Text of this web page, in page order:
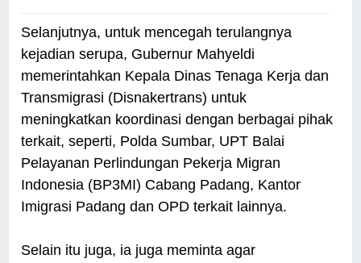
Selanjutnya, untuk mencegah terulangnya
kejadian serupa, Gubernur Mahyeldi
memerintahkan Kepala Dinas Tenaga Kerja dan
Transmigrasi (Disnakertrans) untuk
meningkatkan koordinasi dengan berbagai pihak
terkait, seperti, Polda Sumbar, UPT Balai
Pelayanan Perlindungan Pekerja Migran
Indonesia (BP3MI) Cabang Padang, Kantor
Imigrasi Padang dan OPD terkait lainnya.
Selain itu juga, ia juga meminta agar